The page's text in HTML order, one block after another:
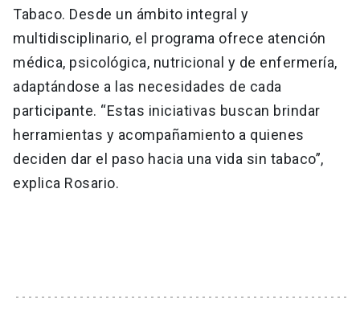
Tabaco. Desde un ámbito integral y
multidisciplinario, el programa ofrece atención
médica, psicológica, nutricional y de enfermería,
adaptándose a las necesidades de cada
participante. “Estas iniciativas buscan brindar
herramientas y acompañamiento a quienes
deciden dar el paso hacia una vida sin tabaco”,
explica Rosario.